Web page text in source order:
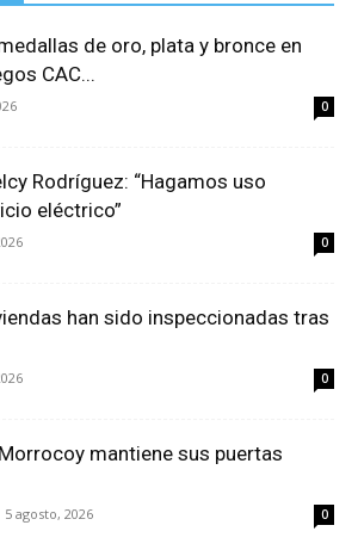
de oro, plata y bronce en
CAC...
0
Rodríguez: “Hagamos uso
eléctrico”
0
han sido inspeccionadas tras
0
mantiene sus puertas
5 agosto, 2026 0